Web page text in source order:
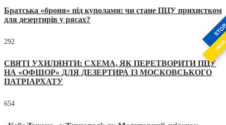
Братська «броня» під куполами: чи стане ПЦУ прихистком
для дезертирів у рясах?
292
СВЯТІ УХИЛЯНТИ: СХЕМА, ЯК ПЕРЕТВОРИТИ ПЦУ
НА «ОФШОР» ДЛЯ ДЕЗЕРТИРА ІЗ МОСКОВСЬКОГО
ПАТРІАРХАТУ
654